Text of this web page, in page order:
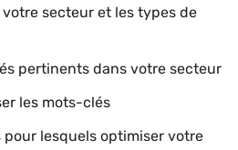
secteur et les types de
pertinents dans votre secteur
les mots-clés
lesquels optimiser votre